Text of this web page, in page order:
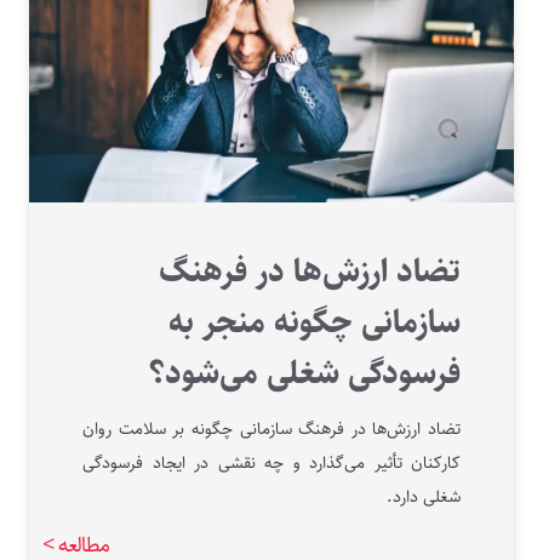
تضاد ارزش‌ها در فرهنگ
سازمانی چگونه منجر به
فرسودگی شغلی می‌شود؟
تضاد ارزش‌ها در فرهنگ سازمانی چگونه بر سلامت روان
کارکنان تأثیر می‌گذارد و چه نقشی در ایجاد فرسودگی
شغلی دارد.
مطالعه >